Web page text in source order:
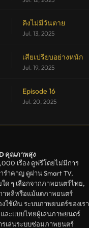
คิงไม่มีวันตาย
Jul. 13, 2025
เสียเปรียบอย่างหนัก
Jul. 19, 2025
Episode 16
Jul. 20, 2025
คุณภาพสุง
เรื่อง ดูฟรีโดยไม่มีการ
ำคาญ ดูผ่าน Smart TV,
ด ๆ เลือกจากภาพยนตร์ไทย,
าหลีหรือแม้แต่ภาพยนตร์
ช้เงิน ระบบภาพยนตร์ของเรา
ละแบบไทยผู้เล่นภาพยนตร์
รเล่นระบบซ่อมภาพยนตร์